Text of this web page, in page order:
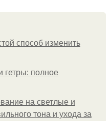
способ изменить
гетры: полное
на светлые и
тона и ухода за